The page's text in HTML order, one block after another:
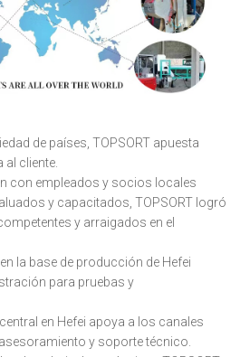
de países, TOPSORT apuesta
cliente.
con empleados y socios locales
y capacitados, TOPSORT logró
y arraigados en el
la base de producción de Hefei
para pruebas y
en Hefei apoya a los canales
y soporte técnico.